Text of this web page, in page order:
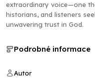
extraordinary voice—one
historians, and listeners
unwavering trust in God.
Podrobné informace
Autor